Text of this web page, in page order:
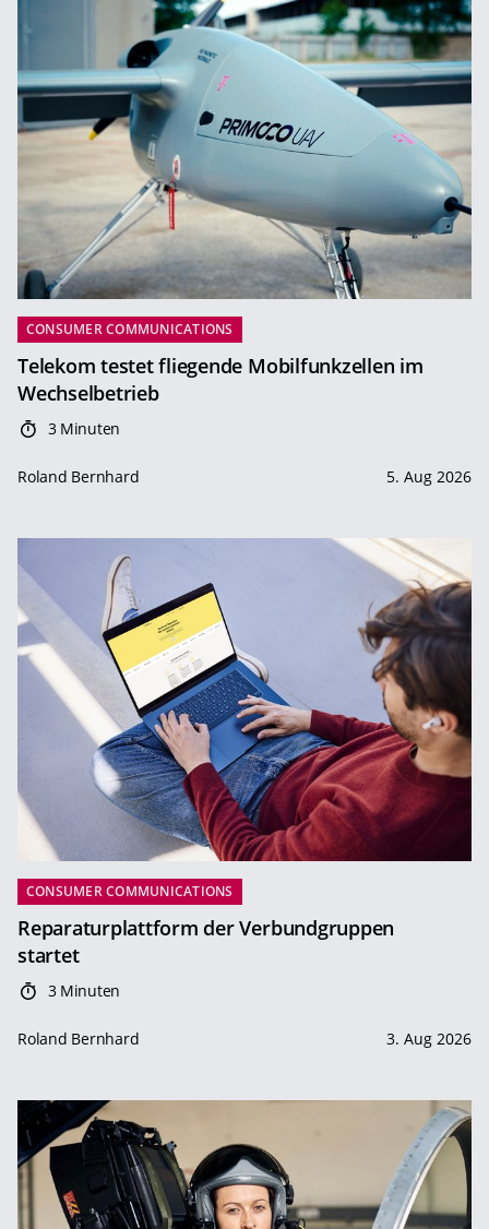
CONSUMER COMMUNICATIONS
Telekom testet fliegende Mobilfunkzellen im
Wechselbetrieb
3 Minuten
Roland Bernhard 5. Aug 2026
CONSUMER COMMUNICATIONS
Reparaturplattform der Verbundgruppen
startet
3 Minuten
Roland Bernhard 3. Aug 2026